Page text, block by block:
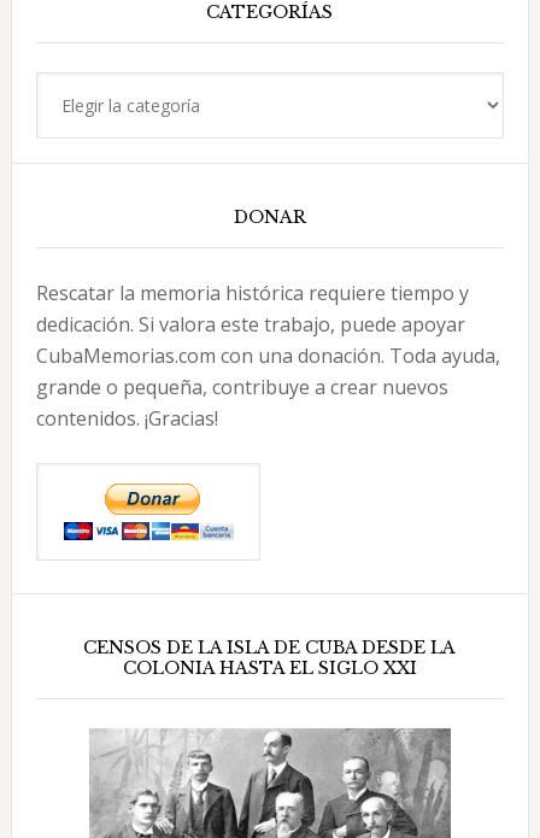
CATEGORÍAS
DONAR
Rescatar la memoria histórica requiere tiempo y
dedicación. Si valora este trabajo, puede apoyar
CubaMemorias.com con una donación. Toda ayuda,
grande o pequeña, contribuye a crear nuevos
contenidos. ¡Gracias!
CENSOS DE LA ISLA DE CUBA DESDE LA
COLONIA HASTA EL SIGLO XXI